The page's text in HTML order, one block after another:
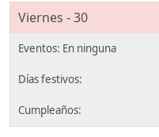
Viernes - 30